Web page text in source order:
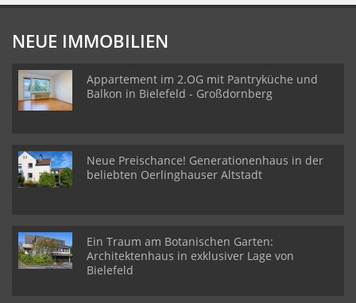
NEUE IMMOBILIEN
Appartement im 2.OG mit Pantryküche und
Balkon in Bielefeld - Großdornberg
Neue Preischance! Generationenhaus in der
beliebten Oerlinghauser Altstadt
Ein Traum am Botanischen Garten:
Architektenhaus in exklusiver Lage von
Bielefeld